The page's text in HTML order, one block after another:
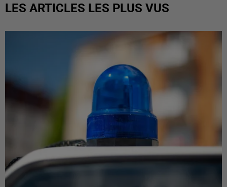
LES ARTICLES LES PLUS VUS